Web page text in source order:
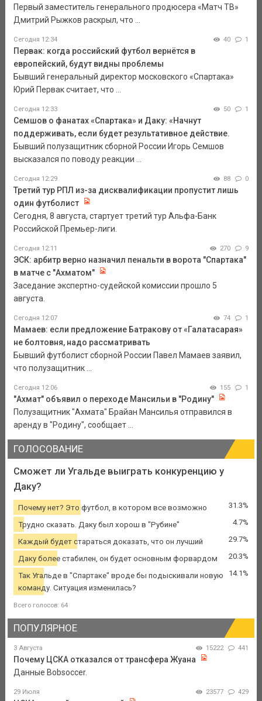
Первый заместитель генерального продюсера «Матч ТВ»
Дмитрий Рыжков раскрыл, что ...
Сегодня 12:34 40 1
Первак: когда российский футбол вернётся в
европейский, будут видны проблемы
Бывший генеральный директор московского «Спартака»
Юрий Первак считает, что ...
Сегодня 12:33 50 1
Семшов о фанатах «Спартака» и Даку: «Начнут
поддерживать, если будет результативное действие.
Бывший полузащитник сборной России Игорь Семшов
высказался по поводу реакции ...
Сегодня 12:29 88 0
Третий тур РПЛ из-за дисквалификации пропустит лишь
один футболист
Сегодня, 8 августа, стартует третий тур Альфа-Банк
Российской Премьер-лиги.
Сегодня 12:11 270 9
ЭСК: арбитр верно назначил пенальти в ворота "Спартака"
в матче с "Ахматом"
Заседание экспертно-судейской комиссии прошло 5
августа.
Сегодня 12:07 74 1
Мамаев: если предложение Батракову от «Галатасарая»
не болтовня, надо рассматривать
Бывший футболист сборной России Павел Мамаев заявил,
что полузащитник ...
Сегодня 12:06 155 1
"Ахмат" объявил о переходе Мансильи в "Родину"
Полузащитник "Ахмата" Брайан Мансилья отправился в
аренду в "Родину", сообщает ...
ГОЛОСОВАНИЕ
Сможет ли Угальде выиграть конкуренцию у
Даку?
Почему нет? Это футбол, в котором все возможно 31.3%
Трудно сказать. Даку был хорош в "Рубине" 4.7%
Каждый будет стараться доказать, что он лучший 29.7%
Даку более стабилен, он будет основным форвардом 20.3%
Так Угальде в "Спартаке" вроде бы подыскивали новую
команду. Ситуация изменилась?
14.1%
Всего голосов: 64
ПОПУЛЯРНОЕ
3 Августа 15222 441
Почему ЦСКА отказался от трансфера Жуана
Данные Bobsoccer.
29 Июля 23577 429